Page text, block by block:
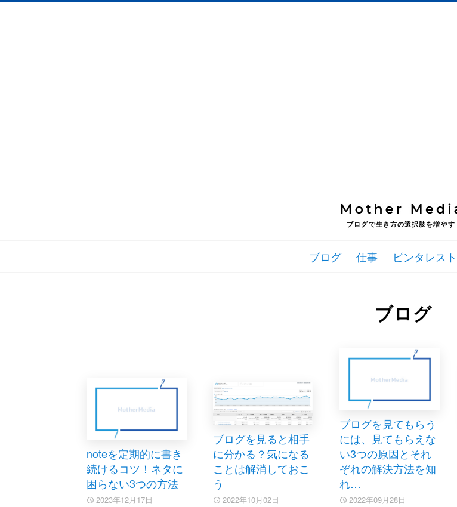
ブログで生き方の選択肢を増やす
ブログ 仕事 ピンタレスト
ブログ
noteを定期的に書き
続けるコツ！ネタに
困らない3つの方法
2023年12月17日
ブログを見ると相手
に分かる？気になる
ことは解消しておこ
う
2022年10月02日
ブログを見てもらう
には、見てもらえな
い3つの原因とそれ
ぞれの解決方法を知
れ…
2022年09月28日